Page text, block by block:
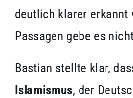
deutlich klarer erkannt
Passagen gebe es
Bastian stellte klar,
Islamismus, der